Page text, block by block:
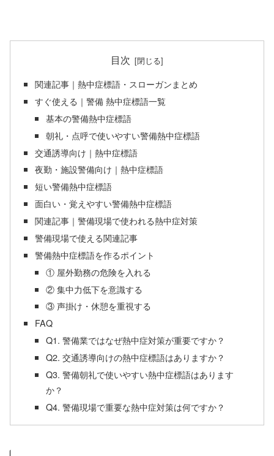
目次
関連記事｜熱中症標語・スローガンまとめ
すぐ使える｜警備 熱中症標語一覧
基本の警備熱中症標語
朝礼・点呼で使いやすい警備熱中症標語
交通誘導向け｜熱中症標語
夜勤・施設警備向け｜熱中症標語
短い警備熱中症標語
面白い・覚えやすい警備熱中症標語
関連記事｜警備現場で使われる熱中症対策
警備現場で使える関連記事
警備熱中症標語を作るポイント
① 屋外勤務の危険を入れる
② 集中力低下を意識する
③ 声掛け・休憩を重視する
FAQ
Q1. 警備業ではなぜ熱中症対策が重要ですか？
Q2. 交通誘導向けの熱中症標語はありますか？
Q3. 警備朝礼で使いやすい熱中症標語はあります
か？
Q4. 警備現場で重要な熱中症対策は何ですか？